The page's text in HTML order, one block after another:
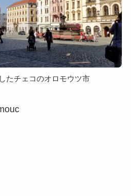
たチェコのオロモウツ市